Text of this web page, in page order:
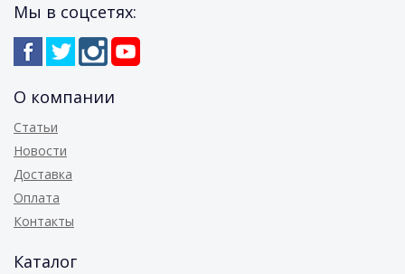
Мы в соцсетях:
О компании
Статьи
Новости
Доставка
Оплата
Контакты
Каталог